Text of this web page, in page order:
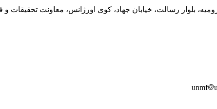
بلوار رسالت، خیابان جهاد، کوی اورژانس، معاونت تحقیقات و
unmf